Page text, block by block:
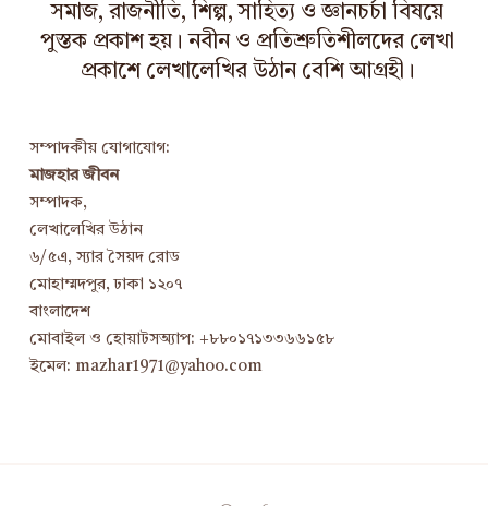
সমাজ, রাজনীতি, শিল্প, সাহিত্য ও জ্ঞানচর্চা বিষয়ে
পুস্তক প্রকাশ হয়। নবীন ও প্রতিশ্রুতিশীলদের লেখা
প্রকাশে লেখালেখির উঠান বেশি আগ্রহী।
সম্পাদকীয় যোগাযোগ:
মাজহার জীবন
সম্পাদক,
লেখালেখির উঠান
৬/৫এ, স্যার সৈয়দ রোড
মোহাম্মদপুর, ঢাকা ১২০৭
বাংলাদেশ
মোবাইল ও হোয়াটসঅ্যাপ: +৮৮০১৭১৩৩৬৬১৫৮
ইমেল: mazhar1971@yahoo.com